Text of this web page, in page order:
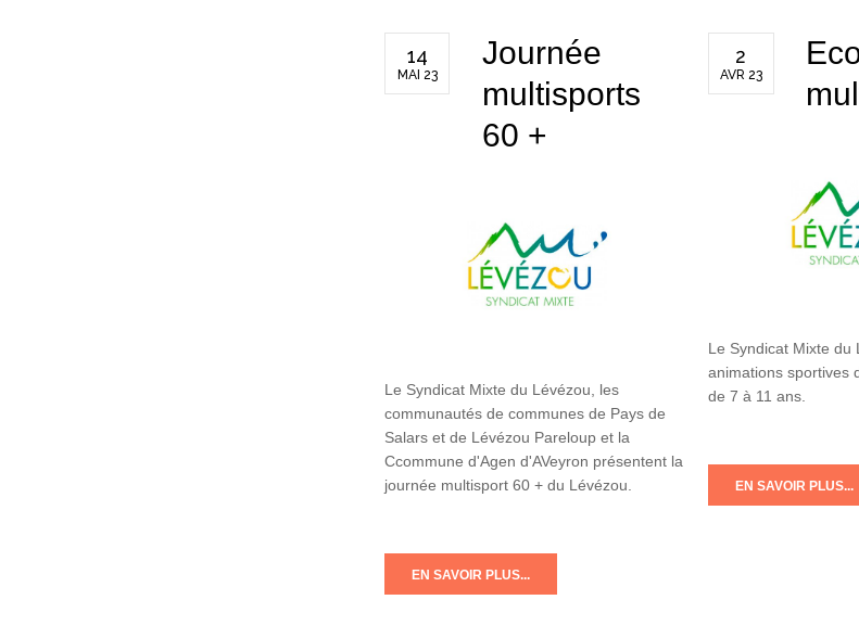
14
MAI 23
Journée
multisports
60 +
Le Syndicat Mixte du Lévézou, les
communautés de communes de Pays de
Salars et de Lévézou Pareloup et la
Ccommune d'Agen d'AVeyron présentent la
journée multisport 60 + du Lévézou.
EN SAVOIR PLUS...
2
AVR 23
Le Syndicat Mixte du
animations sportives
de 7 à 11 ans.
EN SAVOIR PLUS...